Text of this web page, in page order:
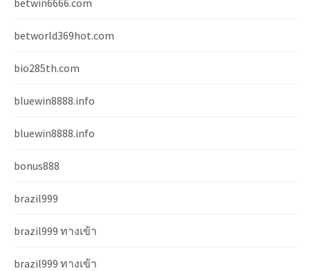
betworld369hot.com
bio285th.com
bluewin8888.info
bluewin8888.info
bonus888
brazil999
brazil999 ทางเข้า
brazil999 ทางเข้า